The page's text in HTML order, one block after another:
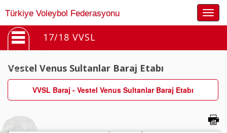
Türkiye Voleybol Federasyonu
17/18 VVSL
Vestel Venus Sultanlar Baraj Etabı
VVSL Baraj - Vestel Venus Sultanlar Baraj Etabı